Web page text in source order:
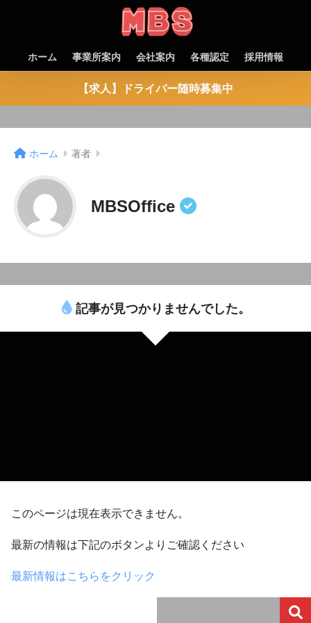
ホーム 事業所案内 会社案内 各種認定 採用情報
【求人】ドライバー随時募集中
ホーム 著者
MBSOffice
記事が見つかりませんでした。
このページは現在表示できません。
最新の情報は下記のボタンよりご確認ください
最新情報はこちらをクリック